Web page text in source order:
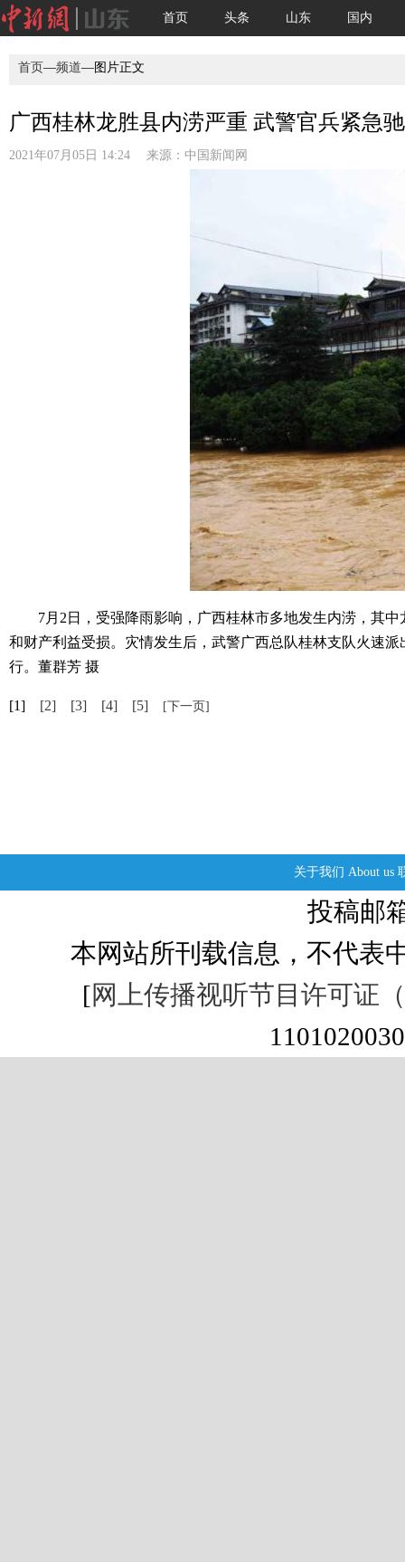
首页 头条 山东 国内
首页—频道—图片正文
广西桂林龙胜县内涝严重 武警官兵紧急
2021年07月05日 14:24 来源： 中国新闻网
7月2日，受强降雨影响，广西桂林市多地发生内涝，其中
和财产利益受损。灾情发生后，武警广西总队桂林支队火速
行。董群芳 摄
[1] [2] [3] [4] [5] [下一页]
关于我们 About us
投稿邮
本网站所刊载信息，不代表
[网上传播视听节目许可证